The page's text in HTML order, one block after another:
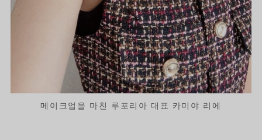
메이크업을 마친 루포리아 대표 카미야 리에